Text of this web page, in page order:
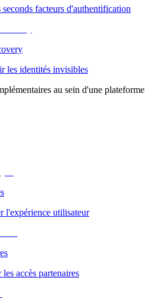
seconds facteurs d'authentification
les identités invisibles
au sein d'une plateforme
l'expérience utilisateur
les accès partenaires